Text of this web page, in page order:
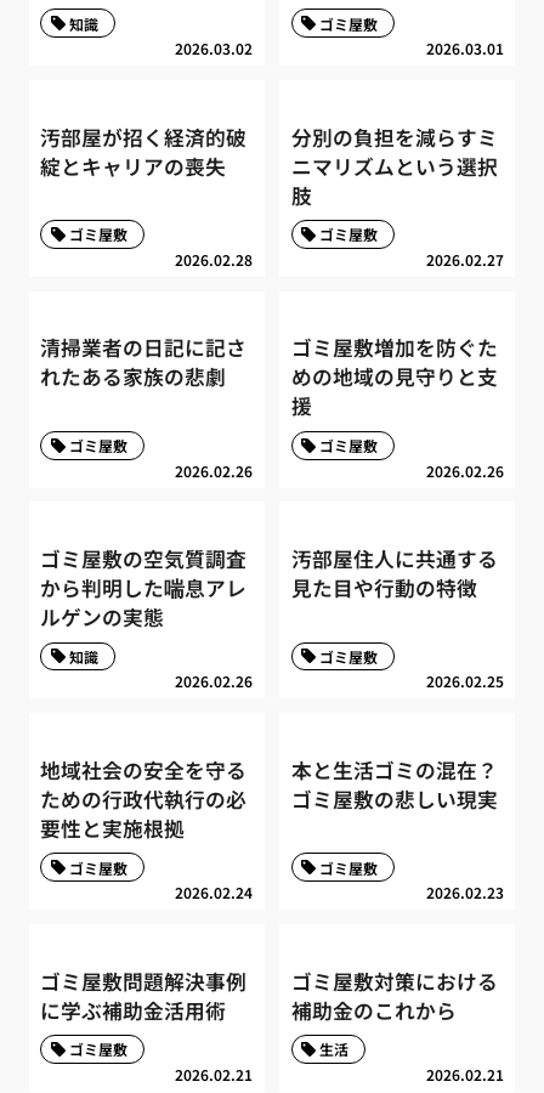
2026.03.02
知識
2026.03.01
ゴミ屋敷
汚部屋が招く経済的破
綻とキャリアの喪失
2026.02.28
ゴミ屋敷
分別の負担を減らすミ
ニマリズムという選択
肢
2026.02.27
ゴミ屋敷
清掃業者の日記に記さ
れたある家族の悲劇
2026.02.26
ゴミ屋敷
ゴミ屋敷増加を防ぐた
めの地域の見守りと支
援
2026.02.26
ゴミ屋敷
ゴミ屋敷の空気質調査
から判明した喘息アレ
ルゲンの実態
2026.02.26
知識
汚部屋住人に共通する
見た目や行動の特徴
2026.02.25
ゴミ屋敷
地域社会の安全を守る
ための行政代執行の必
要性と実施根拠
2026.02.24
ゴミ屋敷
本と生活ゴミの混在？
ゴミ屋敷の悲しい現実
2026.02.23
ゴミ屋敷
ゴミ屋敷問題解決事例
に学ぶ補助金活用術
2026.02.21
ゴミ屋敷
ゴミ屋敷対策における
補助金のこれから
2026.02.21
生活